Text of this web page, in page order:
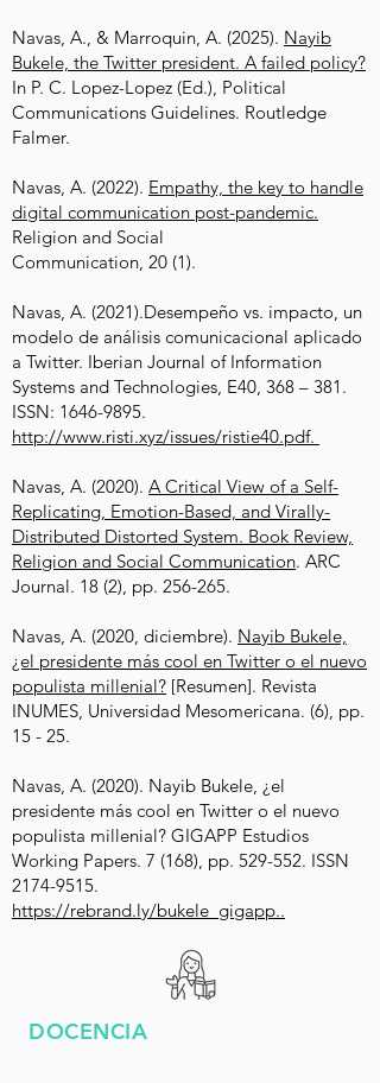
Navas, A., & Marroquin, A. (2025). Nayib
Bukele, the Twitter president. A failed policy?
In P. C. Lopez-Lopez (Ed.), Political
Communications Guidelines. Routledge
Falmer.
Navas, A. (2022). Empathy, the key to handle
digital communication post-pandemic.
Religion and Social
Communication, 20 (1).
Navas, A. (2021).Desempeño vs. impacto, un
modelo de análisis comunicacional aplicado
a Twitter. Iberian Journal of Information
Systems and Technologies, E40, 368 – 381.
ISSN: 1646-9895.
http://www.risti.xyz/issues/ristie40.pdf.
Navas, A. (2020). A Critical View of a Self-
Replicating, Emotion-Based, and Virally-
Distributed Distorted System. Book Review,
Religion and Social Communication. ARC
Journal. 18 (2), pp. 256-265.
Navas, A. (2020, diciembre). Nayib Bukele,
¿el presidente más cool en Twitter o el nuevo
populista millenial? [Resumen]. Revista
INUMES, Universidad Mesomericana. (6), pp.
15 - 25.
Navas, A. (2020). Nayib Bukele, ¿el
presidente más cool en Twitter o el nuevo
populista millenial? GIGAPP Estudios
Working Papers. 7 (168), pp. 529-552. ISSN
2174-9515.
https://rebrand.ly/bukele_gigapp..
DOCENCIA